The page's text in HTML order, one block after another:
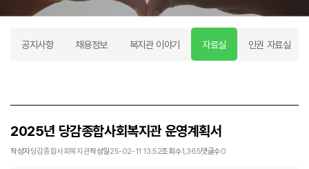
공지사항 채용정보 복지관 이야기 자료실 인권 자료실
2025년 당감종합사회복지관 운영계획서
작성자당감종합사회복지관작성일25-02-11 13:52조회수1,365댓글수0